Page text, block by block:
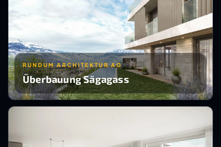
RUNDUM ARCHITEKTUR AG
Überbauung Sägagass